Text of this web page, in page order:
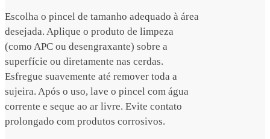
Escolha o pincel de tamanho adequado à área
desejada. Aplique o produto de limpeza
(como APC ou desengraxante) sobre a
superfície ou diretamente nas cerdas.
Esfregue suavemente até remover toda a
sujeira. Após o uso, lave o pincel com água
corrente e seque ao ar livre. Evite contato
prolongado com produtos corrosivos.